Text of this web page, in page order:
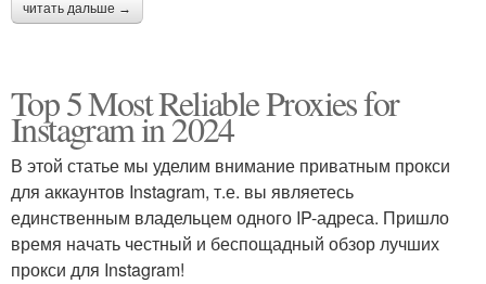
читать дальше →
Top 5 Most Reliable Proxies for
Instagram in 2024
В этой статье мы уделим внимание приватным прокси
для аккаунтов Instagram, т.е. вы являетесь
единственным владельцем одного IP-адреса. Пришло
время начать честный и беспощадный обзор лучших
прокси для Instagram!